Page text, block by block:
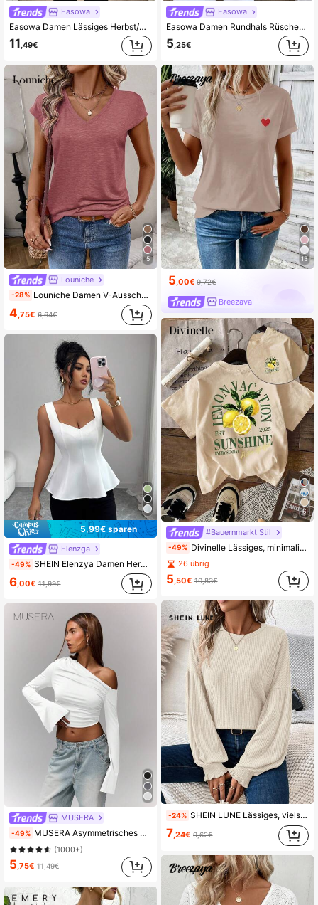
Easowa
Easowa Damen Lässiges Herbst/Winter Basis Loose Babydoll Langarm Hemd, Leoparden Muster Silvester Party, Lässig
11,49€
5
Louniche
-28% Louniche Damen V-Ausschnitt Flügelärmel lässiges und vielseitiges T-Shirt, Unifarbe
4 ,75€ 6,64€
5,99€ sparen
Elenzga
-49% SHEIN Elenzya Damen Herzausschnitt-Neckholder-Top mit Vorderspalte und A-Linie, ärmellos, eleganter französischer Retro-Stil für Pendeln, Büro, Urlaub, Lässig, vielseitig, Nachmittagstee, Party, Frühling/Sommer Neuheit
6,00€ 11,99€
MUSERA
-49% MUSERA Asymmetrisches gerafftes Cropped Top mit Langarm für Urlaub, Ibiza, Festivals, Ausgehen, Partys, Casual Kleider, elegant für Frühling und Sommer
(1000+)
5,75€ 11,49€
Easowa
Easowa Damen Rundhals Rüschen Saum Casual Creme Gelb T-Shirt, Frühling, süßer Sommer Top Buttergelb Urlaub Frau
5,25€
13
5,00€ 9,72€
Breezaya
6
#Bauernmarkt Stil
-49% Divinelle Lässiges, minimalistisches Zitronen-Grafik-Rundhals-Loose-Fit-Kurzarm-T-Shirt für Frauen, geeignet für den Sommer
26 übrig
5,50€ 10,83€
-24% SHEIN LUNE Lässiges, vielseitiges Frauen T-Shirt mit Laternenärmeln in Grün mit Rippstruktur
7,24€ 9,62€